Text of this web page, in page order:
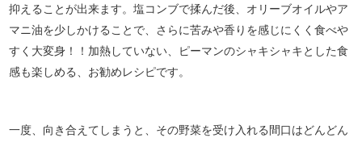
抑えることが出来ます。塩コンブで揉んだ後、オリーブオイルやア
マニ油を少しかけることで、さらに苦みや香りを感じにくく食べや
すく大変身！！加熱していない、ピーマンのシャキシャキとした食
感も楽しめる、お勧めレシピです。
一度、向き合えてしまうと、その野菜を受け入れる間口はどんどん